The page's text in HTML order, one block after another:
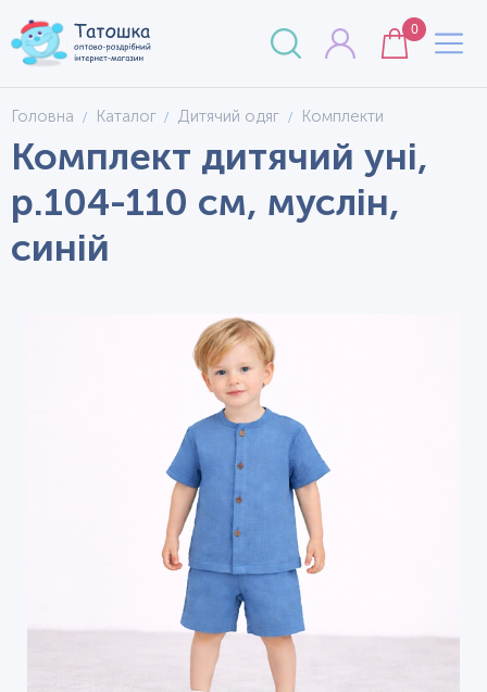
0
Головна Каталог Дитячий одяг Комплекти
Комплект дитячий уні,
р.104-110 см, муслін,
синій